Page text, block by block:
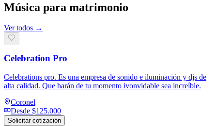
Música para matrimonio
Ver todos →
Celebration Pro
Celebrations pro. Es una empresa de sonido e iluminación y djs de
alta calidad. Que harán de tu momento ivonvidable sea increíble.
Coronel
Desde $125.000
Solicitar cotización